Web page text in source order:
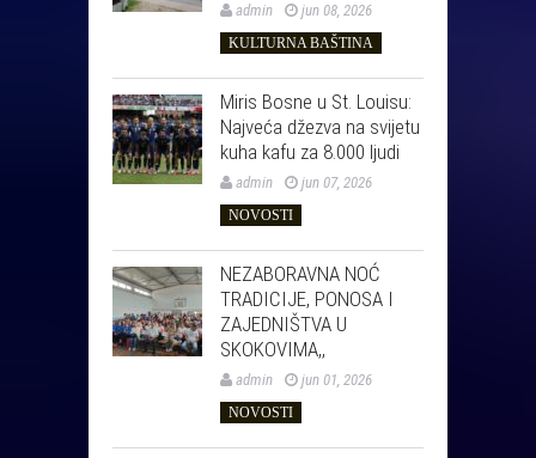
admin jun 08, 2026
KULTURNA BAŠTINA
Miris Bosne u St. Louisu:
Najveća džezva na svijetu
kuha kafu za 8.000 ljudi
admin jun 07, 2026
NOVOSTI
NEZABORAVNA NOĆ
TRADICIJE, PONOSA I
ZAJEDNIŠTVA U
SKOKOVIMA,,
admin jun 01, 2026
NOVOSTI